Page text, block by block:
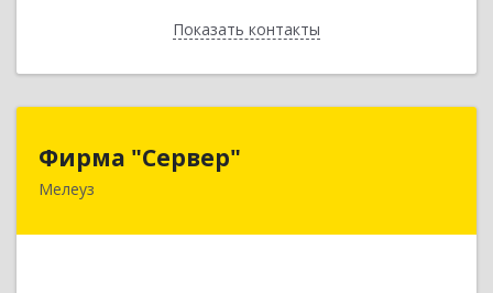
Показать контакты
Назад
Фирма "Сервер"
Мелеуз
453852, Башкортостан Респ, Мелеузовский р-н,